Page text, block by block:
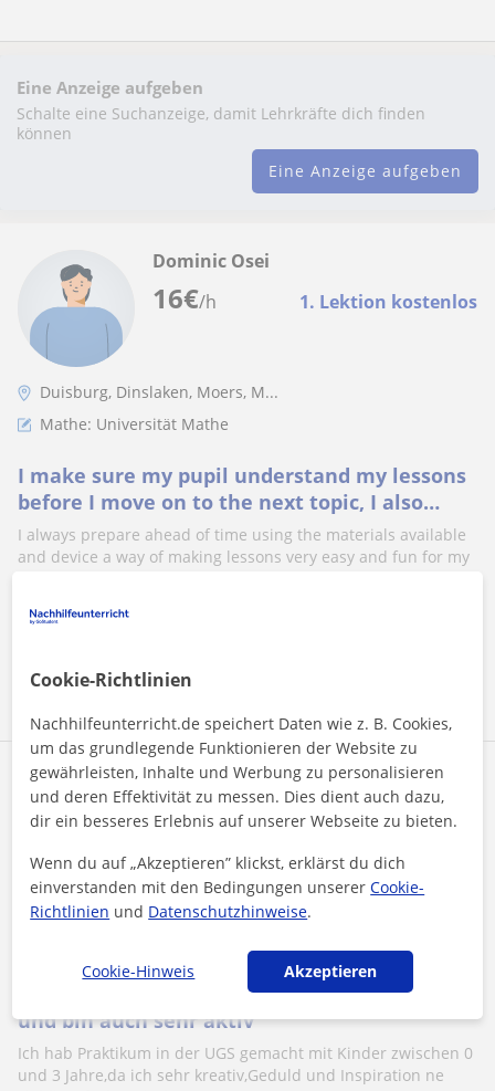
Eine Anzeige aufgeben
Schalte eine Suchanzeige, damit Lehrkräfte dich finden
können
Eine Anzeige aufgeben
16€/h 1. Lektion kostenlos
Dominic Osei
Duisburg, Dinslaken, Moers, M...
Mathe: Universität Mathe
I make sure my pupil understand my lessons
before I move on to the next topic, I also
make it interactive as possible
I always prepare ahead of time using the materials available
and device a way of making lessons very easy and fun for my
Mehr sehen
17€/h 1. Lektion kostenlos
Andreea
Dinslaken
Mathe und Kunst interessieren mich sehr
und bin auch sehr aktiv
Ich hab Praktikum in der UGS gemacht mit Kinder zwischen 0
und 3 Jahre,da ich sehr kreativ,Geduld und Inspiration ne
Cookie-Richtlinien
Nachhilfeunterricht.de speichert Daten wie z. B. Cookies,
um das grundlegende Funktionieren der Website zu
gewährleisten, Inhalte und Werbung zu personalisieren
und deren Effektivität zu messen. Dies dient auch dazu,
dir ein besseres Erlebnis auf unserer Webseite zu bieten.
Wenn du auf „Akzeptieren” klickst, erklärst du dich
einverstanden mit den Bedingungen unsererCookie-
Richtlinien und Datenschutzhinweise.
Cookie-Hinweis Akzeptieren